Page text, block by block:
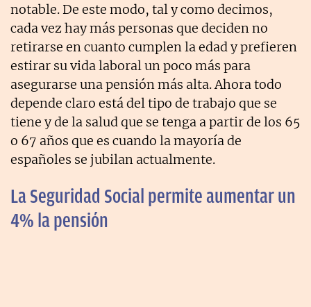
notable. De este modo, tal y como decimos,
cada vez hay más personas que deciden no
retirarse en cuanto cumplen la edad y prefieren
estirar su vida laboral un poco más para
asegurarse una pensión más alta. Ahora todo
depende claro está del tipo de trabajo que se
tiene y de la salud que se tenga a partir de los 65
o 67 años que es cuando la mayoría de
españoles se jubilan actualmente.
La Seguridad Social permite aumentar un
4% la pensión